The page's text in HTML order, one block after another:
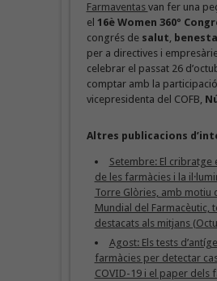
Farmaventas van fer una
el 16è Women 360º
congrés de salut,
per a directives i
celebrar el passat 26
comptar amb la
vicepresidenta del COFB,
Altres publicacions
Setembre: El cribratge
de les farmàcies i la
Torre Glòries, amb motiu
Mundial del Farmacèutic,
destacats als mitjans
Agost: Els tests
farmàcies per detectar
COVID-19 i el paper dels